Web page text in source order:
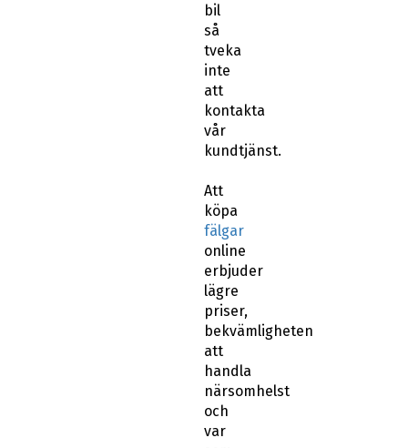
bil
så
tveka
inte
att
kontakta
vår
kundtjänst.
Att
köpa
fälgar
online
erbjuder
lägre
priser,
bekvämligheten
att
handla
närsomhelst
och
var